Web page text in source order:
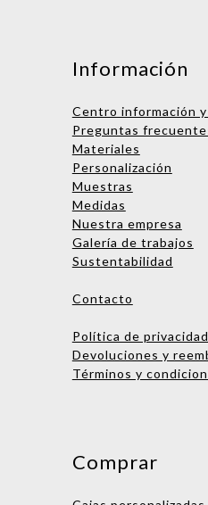
Información
Centro información
Preguntas
Materiales
Personalización
Muestras
Medidas
Nuestra empresa
Galería de trabajos
Sustentabilidad
Contacto
Política de privacidad
Devoluciones y
Términos y
Comprar
Nombre
Empresa
Teléfono
Enviar
con una persona
a asignarte un